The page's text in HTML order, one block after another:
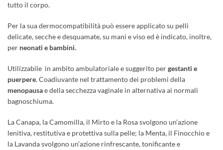
tutto il corpo.
Per la sua dermocompatibilità può essere applicato su pelli
delicate, secche e desquamate, su mani e viso ed è indicato, inoltre,
per neonati e bambini.
Utilizzabile in ambito ambulatoriale e suggerito pergestanti e
puerpere. Coadiuvante nel trattamento dei problemi della
menopausae della secchezza vaginale in alternativa ai normali
bagnoschiuma.
La Canapa, la Camomilla, il Mirto e la Rosa svolgono un’azione
lenitiva, restitutiva e protettiva sulla pelle; la Menta, il Finocchio e
la Lavanda svolgono un’azione rinfrescante, tonificante e